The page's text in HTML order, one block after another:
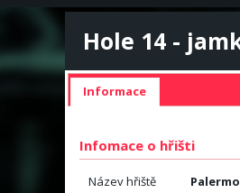
Hole 14 -
Informace
Infomace o hřišti
Název hřiště